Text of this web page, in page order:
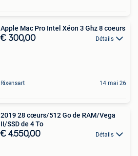
Apple Mac Pro Intel Xéon 3 Ghz 8 coeurs
€ 300,00 Détails
Rixensart 14 mai 26
2019 28 cœurs/512 Go de RAM/Vega
II/SSD de 4 To
€ 4.550,00 Détails